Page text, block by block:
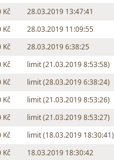
Kč
28.03.2019 13:47:41
Kč
28.03.2019 11:09:55
Kč
28.03.2019 6:38:25
Kč
limit (21.03.2019 8:53:58)
Kč
limit (28.03.2019 6:38:24)
Kč
limit (21.03.2019 8:53:26)
Kč
limit (21.03.2019 8:53:27)
Kč
limit (18.03.2019 18:30:41)
Kč
18.03.2019 18:30:42